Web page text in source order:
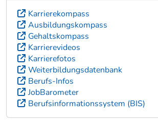
Karrierekompass
Ausbildungskompass
Gehaltskompass
Karrierevideos
Karrierefotos
Weiterbildungsdatenbank
Berufs-Infos
JobBarometer
Berufsinformationssystem (BIS)